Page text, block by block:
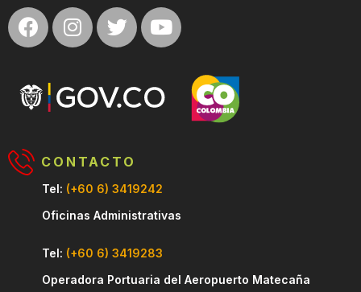
CONTACTO
Tel: (+60 6) 3419242
Oficinas Administrativas
Tel: (+60 6) 3419283
Operadora Portuaria del Aeropuerto Matecaña